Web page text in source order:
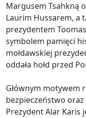
Margusem Tsahkną
Laurim Hussarem, a
prezydentem
symbolem pamięci
mołdawskiej
oddała hołd przed
Głównym motywem
bezpieczeństwo
Prezydent Alar Karis